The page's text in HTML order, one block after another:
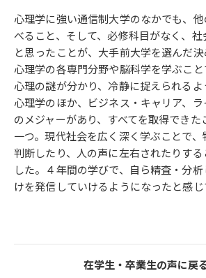
心理学に強い通信制大学のなかでも、
べること、そして、必修科目がなく、
と思ったことが、大手前大学を選んだ決
心理学の各専門分野や脳科学を学ぶこ
心理の謎が分かり、冷静に捉えられるよ
心理学のほか、ビジネス・キャリア、
のメジャーがあり、すべてを取得でき
一つ。現代社会を広く深く学ぶことで
判断したり、人の声に左右されたりす
した。４年間の学びで、自ら精査・分
けを発信していけるようになったと感じ
在学生・卒業生の声に戻